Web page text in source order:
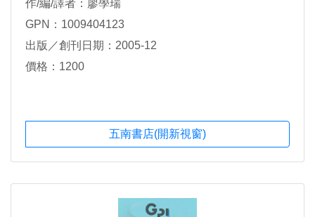
作/編/譯者：廖學瑞
GPN：1009404123
出版／創刊日期：2005-12
價格：1200
五南書店(開新視窗)